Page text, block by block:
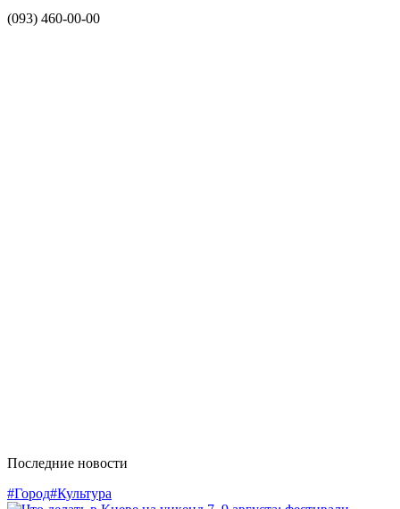
(093) 460-00-00
Последние новости
#Город#Культура